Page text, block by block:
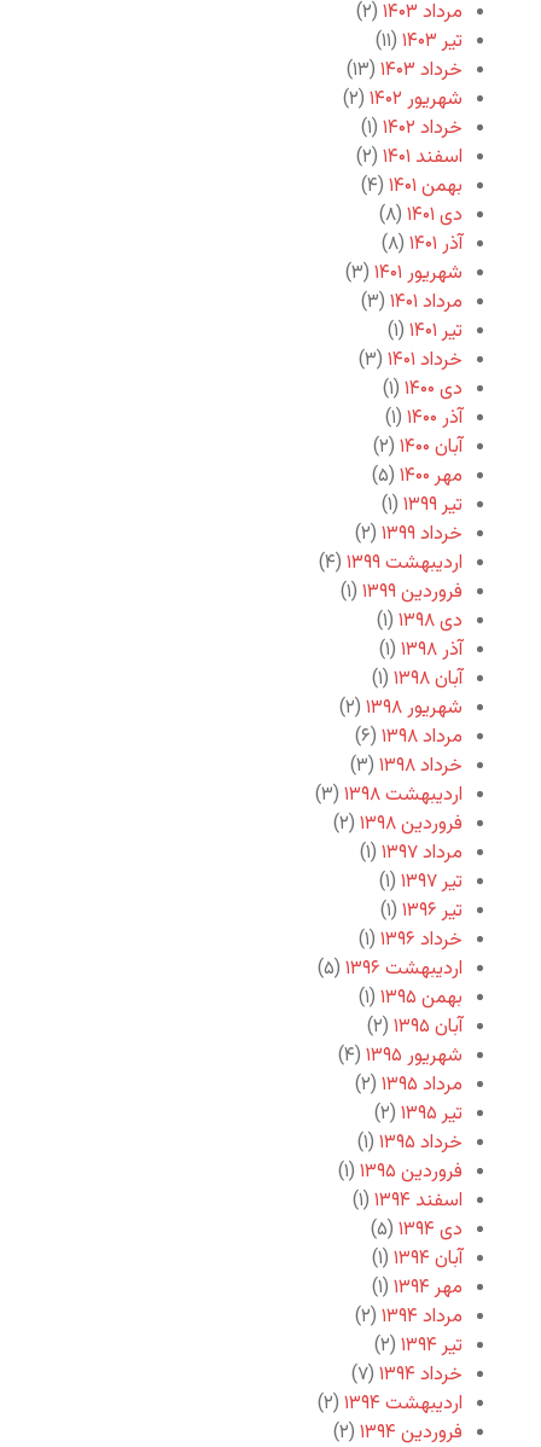
مرداد ۱۴۰۳
(۲)
تیر ۱۴۰۳
(۱۱)
خرداد ۱۴۰۳
(۱۳)
شهریور ۱۴۰۲
(۲)
خرداد ۱۴۰۲
(۱)
اسفند ۱۴۰۱
(۲)
بهمن ۱۴۰۱
(۴)
دی ۱۴۰۱
(۸)
آذر ۱۴۰۱
(۸)
شهریور ۱۴۰۱
(۳)
مرداد ۱۴۰۱
(۳)
تیر ۱۴۰۱
(۱)
خرداد ۱۴۰۱
(۳)
دی ۱۴۰۰
(۱)
آذر ۱۴۰۰
(۱)
آبان ۱۴۰۰
(۲)
مهر ۱۴۰۰
(۵)
تیر ۱۳۹۹
(۱)
خرداد ۱۳۹۹
(۲)
اردیبهشت ۱۳۹۹
(۴)
فروردین ۱۳۹۹
(۱)
دی ۱۳۹۸
(۱)
آذر ۱۳۹۸
(۱)
آبان ۱۳۹۸
(۱)
شهریور ۱۳۹۸
(۲)
مرداد ۱۳۹۸
(۶)
خرداد ۱۳۹۸
(۳)
اردیبهشت ۱۳۹۸
(۳)
فروردین ۱۳۹۸
(۲)
مرداد ۱۳۹۷
(۱)
تیر ۱۳۹۷
(۱)
تیر ۱۳۹۶
(۱)
خرداد ۱۳۹۶
(۱)
اردیبهشت ۱۳۹۶
(۵)
بهمن ۱۳۹۵
(۱)
آبان ۱۳۹۵
(۲)
شهریور ۱۳۹۵
(۴)
مرداد ۱۳۹۵
(۲)
تیر ۱۳۹۵
(۲)
خرداد ۱۳۹۵
(۱)
فروردین ۱۳۹۵
(۱)
اسفند ۱۳۹۴
(۱)
دی ۱۳۹۴
(۵)
آبان ۱۳۹۴
(۱)
مهر ۱۳۹۴
(۱)
مرداد ۱۳۹۴
(۲)
تیر ۱۳۹۴
(۲)
خرداد ۱۳۹۴
(۷)
اردیبهشت ۱۳۹۴
(۲)
فروردین ۱۳۹۴
(۲)